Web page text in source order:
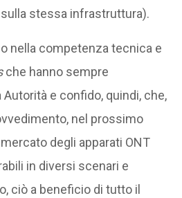
stessa infrastruttura).
nella competenza tecnica e
che hanno sempre
e confido, quindi, che,
nel prossimo
degli apparati ONT
in diversi scenari e
ciò a beneficio di tutto il